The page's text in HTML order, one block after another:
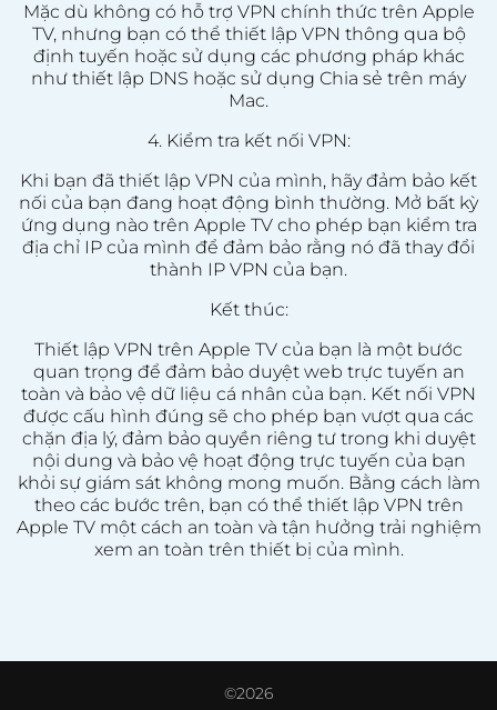
Mặc dù không có hỗ trợ VPN chính thức trên Apple
TV, nhưng bạn có thể thiết lập VPN thông qua bộ
định tuyến hoặc sử dụng các phương pháp khác
như thiết lập DNS hoặc sử dụng Chia sẻ trên máy
Mac.
4. Kiểm tra kết nối VPN:
Khi bạn đã thiết lập VPN của mình, hãy đảm bảo kết
nối của bạn đang hoạt động bình thường. Mở bất kỳ
ứng dụng nào trên Apple TV cho phép bạn kiểm tra
địa chỉ IP của mình để đảm bảo rằng nó đã thay đổi
thành IP VPN của bạn.
Kết thúc:
Thiết lập VPN trên Apple TV của bạn là một bước
quan trọng để đảm bảo duyệt web trực tuyến an
toàn và bảo vệ dữ liệu cá nhân của bạn. Kết nối VPN
được cấu hình đúng sẽ cho phép bạn vượt qua các
chặn địa lý, đảm bảo quyền riêng tư trong khi duyệt
nội dung và bảo vệ hoạt động trực tuyến của bạn
khỏi sự giám sát không mong muốn. Bằng cách làm
theo các bước trên, bạn có thể thiết lập VPN trên
Apple TV một cách an toàn và tận hưởng trải nghiệm
xem an toàn trên thiết bị của mình.
©2026